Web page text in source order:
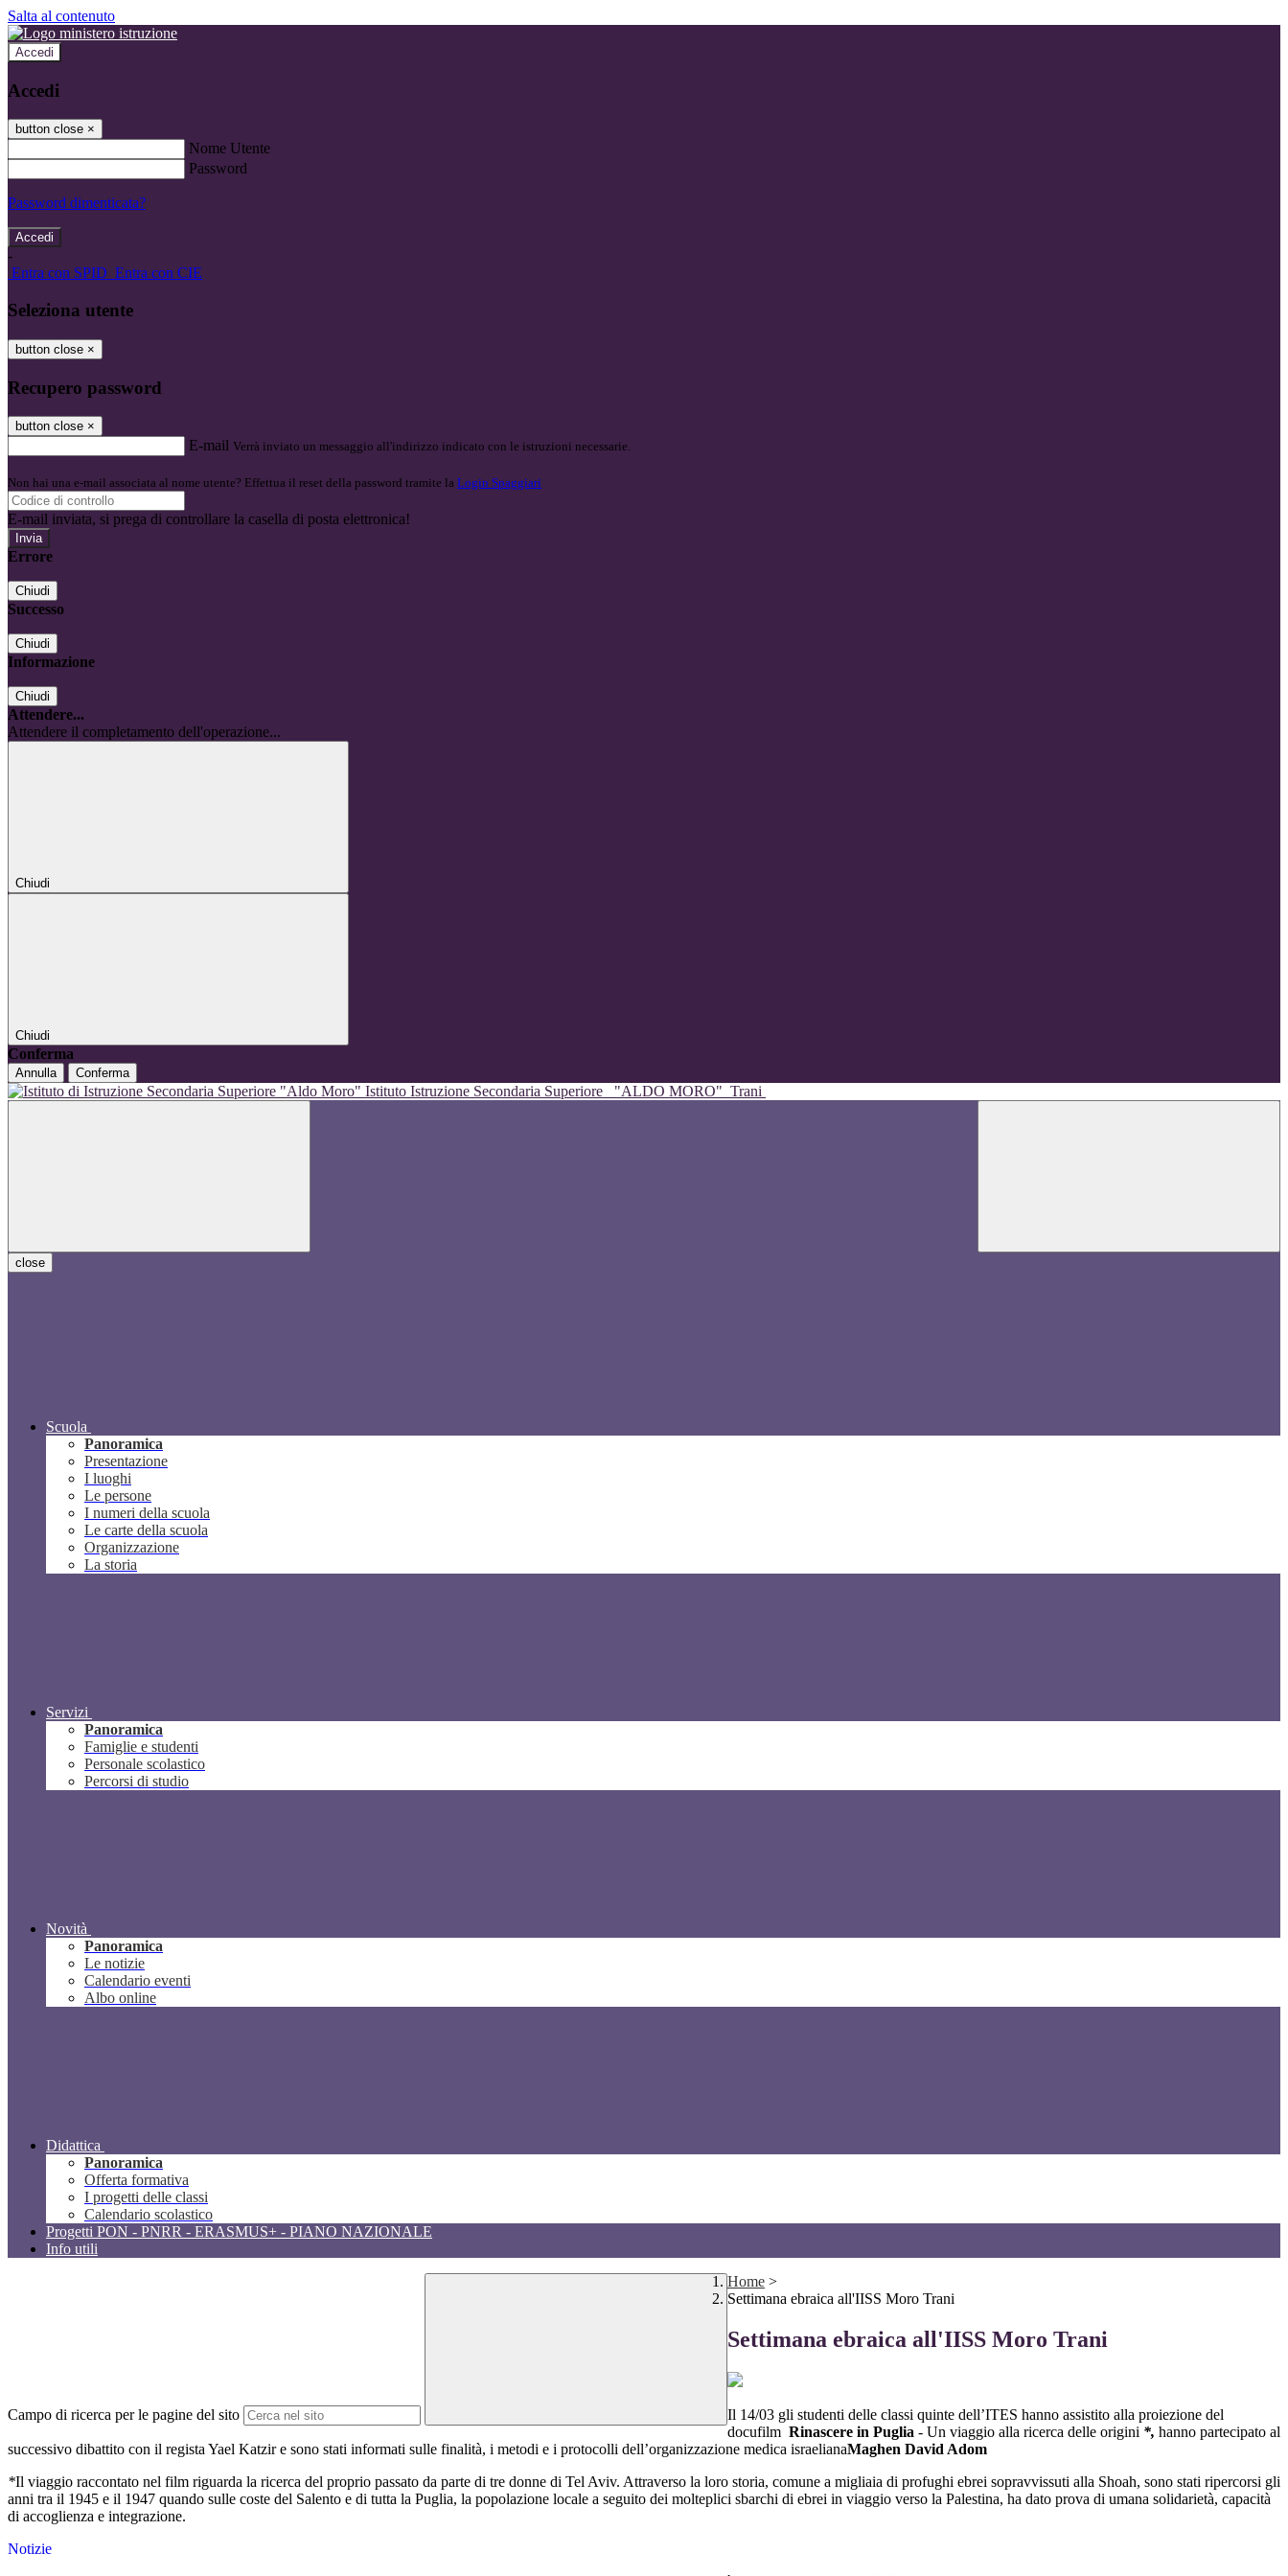
Salta al contenuto
Accedi
Accedi
button close ×
Nome Utente
Password
Password dimenticata?
-
Entra con SPID Entra con CIE
Seleziona utente
button close ×
Recupero password
button close ×
E-mail Verrà inviato un messaggio all'indirizzo indicato con le istruzioni necessarie.
Non hai una e-mail associata al nome utente? Effettua il reset della password tramite la Login Spaggiari
E-mail inviata, si prega di controllare la casella di posta elettronica!
Errore
Chiudi
Successo
Chiudi
Informazione
Chiudi
Attendere...
Attendere il completamento dell'operazione...
Chiudi
Chiudi
Conferma
Annulla Conferma
Istituto Istruzione Secondaria Superiore "ALDO MORO" Trani
close
Scuola
Panoramica
Presentazione
I luoghi
Le persone
I numeri della scuola
Le carte della scuola
Organizzazione
La storia
Servizi
Panoramica
Famiglie e studenti
Personale scolastico
Percorsi di studio
Novità
Panoramica
Le notizie
Calendario eventi
Albo online
Didattica
Panoramica
Offerta formativa
I progetti delle classi
Calendario scolastico
Progetti PON - PNRR - ERASMUS+ - PIANO NAZIONALE
Info utili
Campo di ricerca per le pagine del sito
Home >
Settimana ebraica all'IISS Moro Trani
Settimana ebraica all'IISS Moro Trani
Il 14/03 gli studenti delle classi quinte dell’ITES hanno assistito alla proiezione del
docufilm Rinascere in Puglia - Un viaggio alla ricerca delle origini *, hanno partecipato al
successivo dibattito con il regista Yael Katzir e sono stati informati sulle finalità, i metodi e i protocolli dell’organizzazione medica israelianaMaghen David Adom
*Il viaggio raccontato nel film riguarda la ricerca del proprio passato da parte di tre donne di Tel Aviv. Attraverso la loro storia, comune a migliaia di profughi ebrei sopravvissuti alla Shoah, sono stati ripercorsi gli
anni tra il 1945 e il 1947 quando sulle coste del Salento e di tutta la Puglia, la popolazione locale a seguito dei molteplici sbarchi di ebrei in viaggio verso la Palestina, ha dato prova di umana solidarietà, capacità
di accoglienza e integrazione.
Notizie